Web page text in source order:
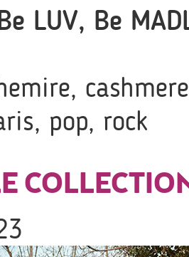
LUV, Be
, cashmere
, pop, rock